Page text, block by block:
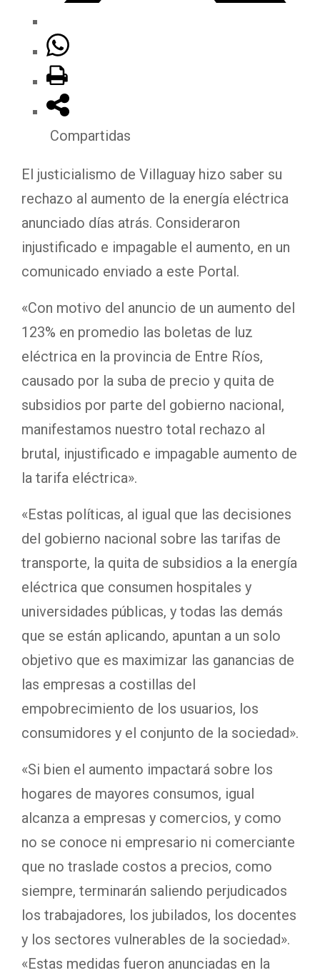
Compartidas
El justicialismo de Villaguay hizo saber su
rechazo al aumento de la energía eléctrica
anunciado días atrás. Consideraron
injustificado e impagable el aumento, en un
comunicado enviado a este Portal.
«Con motivo del anuncio de un aumento del
123% en promedio las boletas de luz
eléctrica en la provincia de Entre Ríos,
causado por la suba de precio y quita de
subsidios por parte del gobierno nacional,
manifestamos nuestro total rechazo al
brutal, injustificado e impagable aumento de
la tarifa eléctrica».
«Estas políticas, al igual que las decisiones
del gobierno nacional sobre las tarifas de
transporte, la quita de subsidios a la energía
eléctrica que consumen hospitales y
universidades públicas, y todas las demás
que se están aplicando, apuntan a un solo
objetivo que es maximizar las ganancias de
las empresas a costillas del
empobrecimiento de los usuarios, los
consumidores y el conjunto de la sociedad».
«Si bien el aumento impactará sobre los
hogares de mayores consumos, igual
alcanza a empresas y comercios, y como
no se conoce ni empresario ni comerciante
que no traslade costos a precios, como
siempre, terminarán saliendo perjudicados
los trabajadores, los jubilados, los docentes
y los sectores vulnerables de la sociedad».
«Estas medidas fueron anunciadas en la